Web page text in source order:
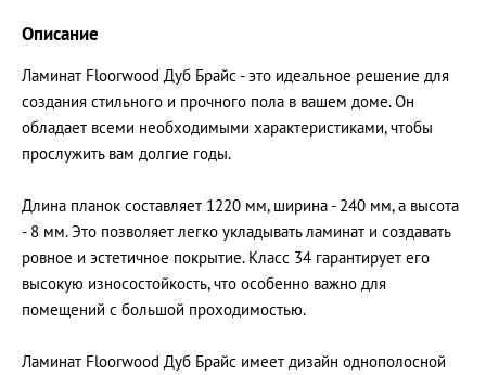
Описание
Ламинат Floorwood Дуб Брайс - это идеальное решение для
создания стильного и прочного пола в вашем доме. Он
обладает всеми необходимыми характеристиками, чтобы
прослужить вам долгие годы.
Длина планок составляет 1220 мм, ширина - 240 мм, а высота
- 8 мм. Это позволяет легко укладывать ламинат и создавать
ровное и эстетичное покрытие. Класс 34 гарантирует его
высокую износостойкость, что особенно важно для
помещений с большой проходимостью.
Ламинат Floorwood Дуб Брайс имеет дизайн однополосной